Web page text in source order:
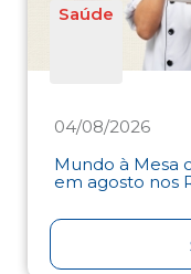
Saúde
04/08/2026
Mundo à Mesa
em agosto nos